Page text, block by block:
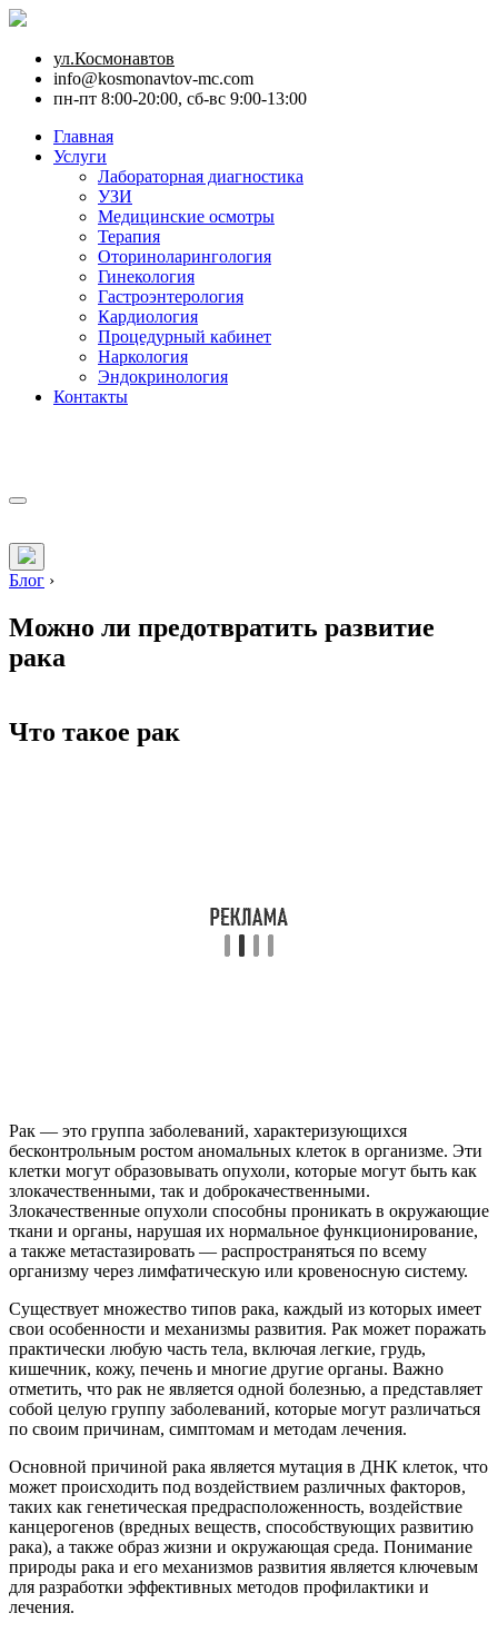
ул.Космонавтов
info@kosmonavtov-mc.com
пн-пт 8:00-20:00, сб-вс 9:00-13:00
Главная
Услуги
Лабораторная диагностика
УЗИ
Медицинские осмотры
Терапия
Оториноларингология
Гинекология
Гастроэнтерология
Кардиология
Процедурный кабинет
Наркология
Эндокринология
Контакты
Блог ›
Можно ли предотвратить развитие
рака
Что такое рак
Рак — это группа заболеваний, характеризующихся
бесконтрольным ростом аномальных клеток в организме. Эти
клетки могут образовывать опухоли, которые могут быть как
злокачественными, так и доброкачественными.
Злокачественные опухоли способны проникать в окружающие
ткани и органы, нарушая их нормальное функционирование,
а также метастазировать — распространяться по всему
организму через лимфатическую или кровеносную систему.
Существует множество типов рака, каждый из которых имеет
свои особенности и механизмы развития. Рак может поражать
практически любую часть тела, включая легкие, грудь,
кишечник, кожу, печень и многие другие органы. Важно
отметить, что рак не является одной болезнью, а представляет
собой целую группу заболеваний, которые могут различаться
по своим причинам, симптомам и методам лечения.
Основной причиной рака является мутация в ДНК клеток, что
может происходить под воздействием различных факторов,
таких как генетическая предрасположенность, воздействие
канцерогенов (вредных веществ, способствующих развитию
рака), а также образ жизни и окружающая среда. Понимание
природы рака и его механизмов развития является ключевым
для разработки эффективных методов профилактики и
лечения.